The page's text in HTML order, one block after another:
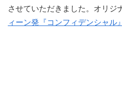
させていただきました。オリジ
ィーン発『コンフィデンシャル』